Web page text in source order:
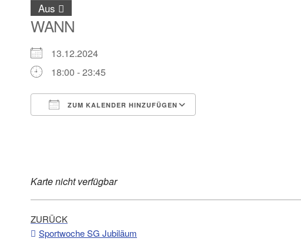
Aus
WANN
13.12.2024
18:00 - 23:45
ZUM KALENDER HINZUFÜGEN
Karte nicht verfügbar
ZURÜCK
Sportwoche SG Jubiläum